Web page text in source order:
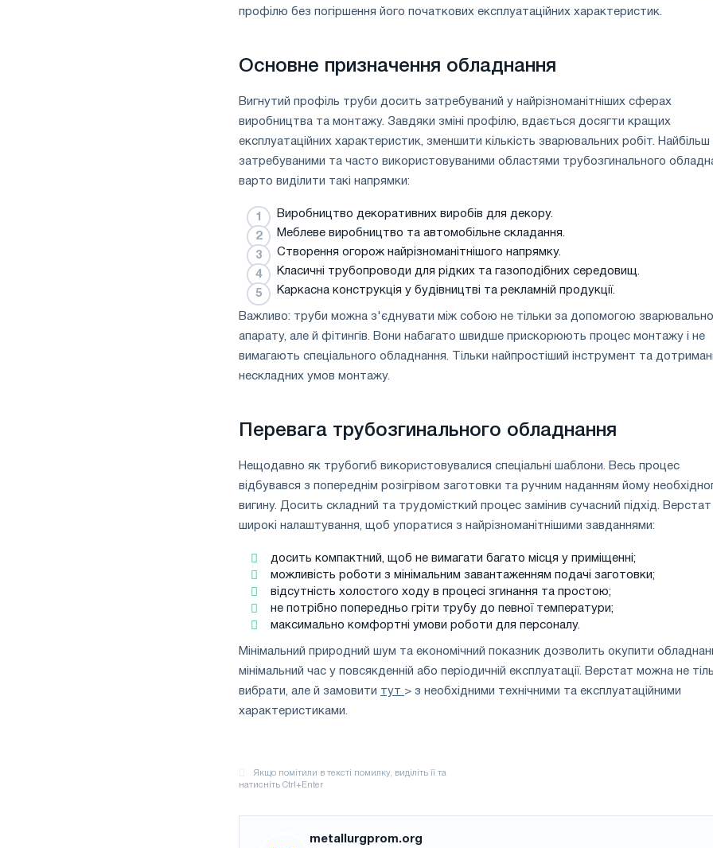
профілю без погіршення його початкових експлуатаційних характеристик.
Основне призначення обладнання
Вигнутий профіль труби досить затребуваний у найрізноманітніших сферах
виробництва та монтажу. Завдяки зміні профілю, вдається досягти кращих
експлуатаційних характеристик, зменшити кількість зварювальних робіт. Найбільш
затребуваними та часто використовуваними областями трубозгинального
варто виділити такі напрямки:
Виробництво декоративних виробів для декору.
Меблеве виробництво та автомобільне складання.
Створення огорож найрізноманітнішого напрямку.
Класичні трубопроводи для рідких та газоподібних середовищ.
Каркасна конструкція у будівництві та рекламній продукції.
Важливо: труби можна з'єднувати між собою не тільки за допомогою
апарату, але й фітингів. Вони набагато швидше прискорюють процес монтажу і не
вимагають спеціального обладнання. Тільки найпростіший інструмент та
нескладних умов монтажу.
Перевага трубозгинального обладнання
Нещодавно як трубогиб використовувалися спеціальні шаблони. Весь процес
відбувався з попереднім розігрівом заготовки та ручним наданням йому
вигину. Досить складний та трудомісткий процес замінив сучасний підхід.
широкі налаштування, щоб упоратися з найрізноманітнішими завданнями:
досить компактний, щоб не вимагати багато місця у приміщенні;
можливість роботи з мінімальним завантаженням подачі заготовки;
відсутність холостого ходу в процесі згинання та простою;
не потрібно попередньо гріти трубу до певної температури;
максимально комфортні умови роботи для персоналу.
Мінімальний природний шум та економічний показник дозволить окупити
мінімальний час у повсякденній або періодичній експлуатації. Верстат можна не
вибрати, але й замовити тут > з необхідними технічними та експлуатаційними
характеристиками.
metallurgprom.org